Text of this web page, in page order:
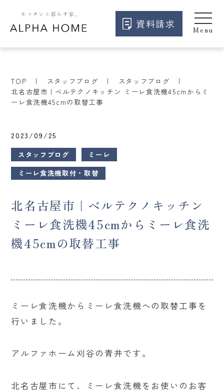
資料請求
TOP スタッフブログ
スタッフブログ
北名古屋市｜ベルテクノキッチン ミーレ食洗機45cmからミ
ーレ食洗機45cmの取替工事
2023/09/25
スタッフブログ
ミーレ
ミーレ食洗機取付・取替
北名古屋市｜ベルテクノキッチン
ミーレ食洗機45cmからミーレ食洗
機45cmの取替工事
ミーレ食洗機からミーレ食洗機への取替工事を
行いました。
アルファホーム刈谷の青井です。
北名古屋市にて、ミーレ食洗機をお使いのお客